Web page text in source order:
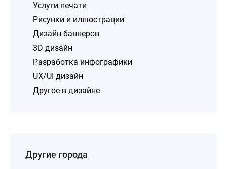
Услуги печати
Рисунки и иллюстрации
Дизайн баннеров
3D дизайн
Разработка инфографики
UX/UI дизайн
Другое в дизайне
Другие города